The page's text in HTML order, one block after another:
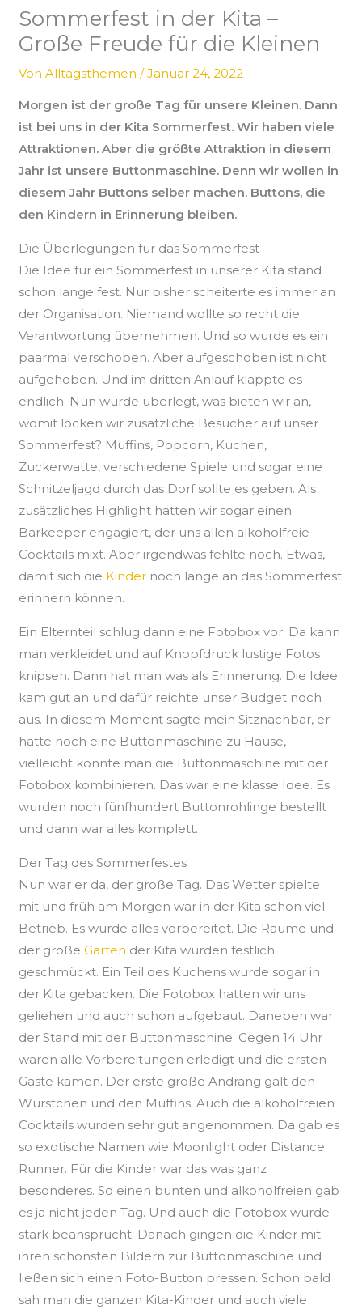
Sommerfest in der Kita –
Große Freude für die Kleinen
VonAlltagsthemen/Januar 24, 2022
Morgen ist der große Tag für unsere Kleinen. Dann
ist bei uns in der Kita Sommerfest. Wir haben viele
Attraktionen. Aber die größte Attraktion in diesem
Jahr ist unsere Buttonmaschine. Denn wir wollen in
diesem Jahr Buttons selber machen. Buttons, die
den Kindern in Erinnerung bleiben.
Die Überlegungen für das Sommerfest
Die Idee für ein Sommerfest in unserer Kita stand
schon lange fest. Nur bisher scheiterte es immer an
der Organisation. Niemand wollte so recht die
Verantwortung übernehmen. Und so wurde es ein
paarmal verschoben. Aber aufgeschoben ist nicht
aufgehoben. Und im dritten Anlauf klappte es
endlich. Nun wurde überlegt, was bieten wir an,
womit locken wir zusätzliche Besucher auf unser
Sommerfest? Muffins, Popcorn, Kuchen,
Zuckerwatte, verschiedene Spiele und sogar eine
Schnitzeljagd durch das Dorf sollte es geben. Als
zusätzliches Highlight hatten wir sogar einen
Barkeeper engagiert, der uns allen alkoholfreie
Cocktails mixt. Aber irgendwas fehlte noch. Etwas,
damit sich die Kinder noch lange an das Sommerfest
erinnern können.
Ein Elternteil schlug dann eine Fotobox vor. Da kann
man verkleidet und auf Knopfdruck lustige Fotos
knipsen. Dann hat man was als Erinnerung. Die Idee
kam gut an und dafür reichte unser Budget noch
aus. In diesem Moment sagte mein Sitznachbar, er
hätte noch eine Buttonmaschine zu Hause,
vielleicht könnte man die Buttonmaschine mit der
Fotobox kombinieren. Das war eine klasse Idee. Es
wurden noch fünfhundert Buttonrohlinge bestellt
und dann war alles komplett.
Der Tag des Sommerfestes
Nun war er da, der große Tag. Das Wetter spielte
mit und früh am Morgen war in der Kita schon viel
Betrieb. Es wurde alles vorbereitet. Die Räume und
der großeGarten der Kita wurden festlich
geschmückt. Ein Teil des Kuchens wurde sogar in
der Kita gebacken. Die Fotobox hatten wir uns
geliehen und auch schon aufgebaut. Daneben war
der Stand mit der Buttonmaschine. Gegen 14 Uhr
waren alle Vorbereitungen erledigt und die ersten
Gäste kamen. Der erste große Andrang galt den
Würstchen und den Muffins. Auch die alkoholfreien
Cocktails wurden sehr gut angenommen. Da gab es
so exotische Namen wie Moonlight oder Distance
Runner. Für die Kinder war das was ganz
besonderes. So einen bunten und alkoholfreien gab
es ja nicht jeden Tag. Und auch die Fotobox wurde
stark beansprucht. Danach gingen die Kinder mit
ihren schönsten Bildern zur Buttonmaschine und
ließen sich einen Foto-Button pressen. Schon bald
sah man die ganzen Kita-Kinder und auch viele